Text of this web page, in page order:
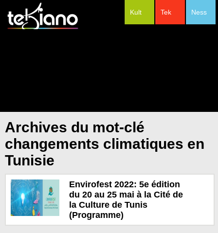
Ness
Tek
Kult
Archives du mot-clé
changements climatiques en
Tunisie
Envirofest 2022: 5e édition
du 20 au 25 mai à la Cité de
la Culture de Tunis
(Programme)